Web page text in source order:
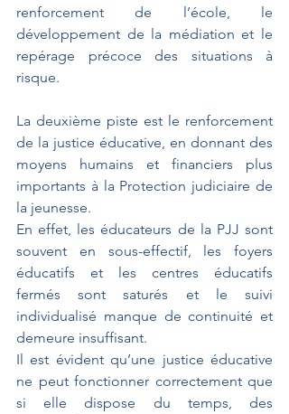
renforcement de l’école, le
développement de la médiation et le
repérage précoce des situations à
risque.
La deuxième piste est le renforcement
de la justice éducative, en donnant des
moyens humains et financiers plus
importants à la Protection judiciaire de
la jeunesse.
En effet, les éducateurs de la PJJ sont
souvent en sous-effectif, les foyers
éducatifs et les centres éducatifs
fermés sont saturés et le suivi
individualisé manque de continuité et
demeure insuffisant.
Il est évident qu’une justice éducative
ne peut fonctionner correctement que
si elle dispose du temps, des